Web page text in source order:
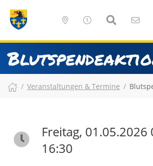
Veranstaltungen & Termine
Freitag, 01.05.2026
16:30